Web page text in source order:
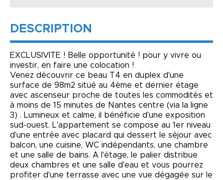
DESCRIPTION
EXCLUSIVITE ! Belle opportunité ! pour y vivre ou
investir, en faire une colocation !
Venez découvrir ce beau T4 en duplex d'une
surface de 98m2 situé au 4ème et dernier étage
avec ascenseur proche de toutes les commodités et
à moins de 15 minutes de Nantes centre (via la ligne
3) . Lumineux et calme, il bénéficie d'une exposition
sud-ouest. L'appartement se compose au 1er niveau
d'une entrée avec placard qui dessert le séjour avec
balcon, une cuisine, WC indépendants, une chambre
et une salle de bains. A l'étage, le palier distribue
deux chambres et une salle d'eau et vous pourrez
profiter d'une terrasse avec une vue dégagée sur le